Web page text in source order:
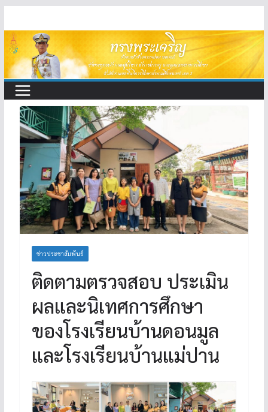
to
content
ข่าวประชาสัมพันธ์
ติดตามตรวจสอบ ประเมิน
ผลและนิเทศการศึกษา
ของโรงเรียนบ้านดอนมูล
และโรงเรียนบ้านแม่ปาน